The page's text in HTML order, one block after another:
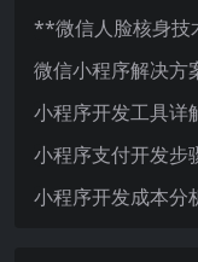
**微信人脸核身技
微信小程序解决方
小程序开发工具详
小程序支付开发步
小程序开发成本分